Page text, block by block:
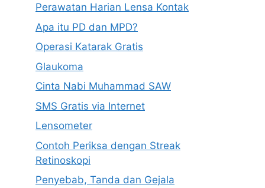
Perawatan Harian Lensa Kontak
Apa itu PD dan MPD?
Operasi Katarak Gratis
Glaukoma
Cinta Nabi Muhammad SAW
SMS Gratis via Internet
Lensometer
Contoh Periksa dengan Streak
Retinoskopi
Penyebab, Tanda dan Gejala